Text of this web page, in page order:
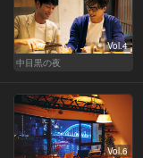
Vol.4
中目黒の夜
Vol.6